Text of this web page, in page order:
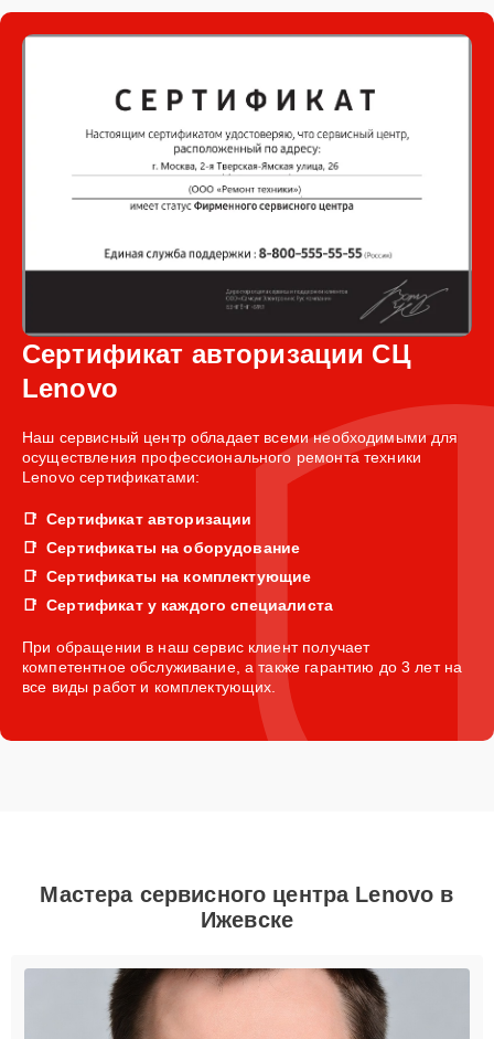
Сертификат авторизации СЦ
Lenovo
Наш сервисный центр обладает всеми необходимыми для
осуществления профессионального ремонта техники
Lenovo сертификатами:
Сертификат авторизации
Сертификаты на оборудование
Сертификаты на комплектующие
Сертификат у каждого специалиста
При обращении в наш сервис клиент получает
компетентное обслуживание, а также гарантию до 3 лет на
все виды работ и комплектующих.
Мастера сервисного центра Lenovo в
Ижевске